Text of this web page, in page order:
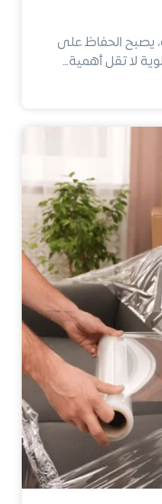
يصبح الحفاظ على
لا تقل أهمية…